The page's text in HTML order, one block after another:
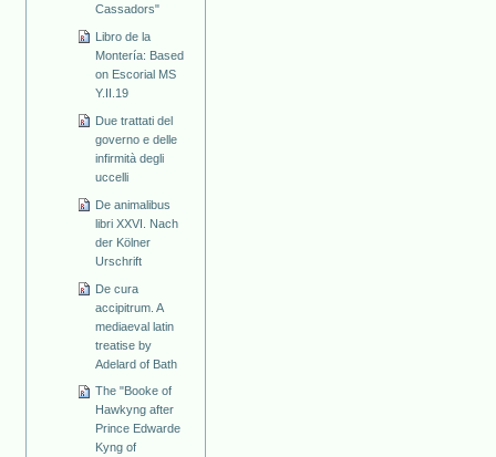
Cassadors"
Libro de la
Montería: Based
on Escorial MS
Y.II.19
Due trattati del
governo e delle
infirmità degli
uccelli
De animalibus
libri XXVI. Nach
der Kölner
Urschrift
De cura
accipitrum. A
mediaeval latin
treatise by
Adelard of Bath
The "Booke of
Hawkyng after
Prince Edwarde
Kyng of